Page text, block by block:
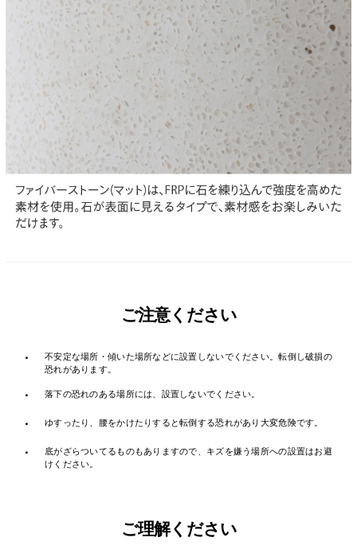
ご注意ください
・
不安定な場所・傾いた場所などに設置しないでください。転倒し破損の
恐れがあります。
・ 落下の恐れのある場所には、設置しないでください。
・ ゆすったり、腰をかけたりすると転倒する恐れがあり大変危険です。
・
底がざらついてるものもありますので、キズを嫌う場所への設置はお避
けください。
ご理解ください